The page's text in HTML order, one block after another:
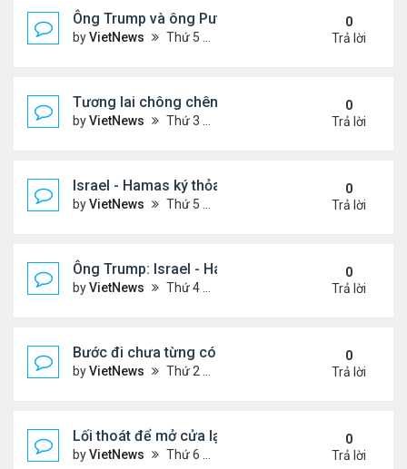
Ông Trump và ông Putin điện đàm, nhất trí gặp
byVietNews Thứ 5 Tháng 10 16, 2025 5:15 pm
0
Trả lời
Tương lai chông chênh với Dải Gaza sau lệnh
byVietNews Thứ 3 Tháng 10 14, 2025 2:41 pm
0
Trả lời
Israel - Hamas ký thỏa thuận ngừng bắn
byVietNews Thứ 5 Tháng 10 09, 2025 2:23 pm
0
Trả lời
Ông Trump: Israel - Hamas đạt thỏa thuận hòa
byVietNews Thứ 4 Tháng 10 08, 2025 5:38 pm
0
Trả lời
Bước đi chưa từng có của ông Trump khi ký sắc
byVietNews Thứ 2 Tháng 10 06, 2025 5:17 pm
0
Trả lời
Lối thoát để mở cửa lại chính phủ Mỹ
byVietNews Thứ 6 Tháng 10 03, 2025 4:28 pm
0
Trả lời